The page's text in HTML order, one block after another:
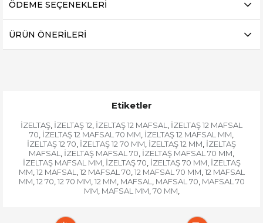
ÖDEME SEÇENEKLERI
ÜRÜN ÖNERILERI
Etiketler
İZELTAŞ, İZELTAŞ 12, İZELTAŞ 12 MAFSAL , İZELTAŞ 12 MAFSAL
70, İZELTAŞ 12 MAFSAL 70 MM, İZELTAŞ 12 MAFSAL MM,
İZELTAŞ 12 70, İZELTAŞ 12 70 MM, İZELTAŞ 12 MM, İZELTAŞ
MAFSAL , İZELTAŞ MAFSAL 70, İZELTAŞ MAFSAL 70 MM,
İZELTAŞ MAFSAL MM, İZELTAŞ 70, İZELTAŞ 70 MM, İZELTAŞ
MM, 12 MAFSAL , 12 MAFSAL 70, 12 MAFSAL 70 MM, 12 MAFSAL
MM, 12 70, 12 70 MM, 12 MM, MAFSAL , MAFSAL 70, MAFSAL 70
MM, MAFSAL MM, 70 MM,